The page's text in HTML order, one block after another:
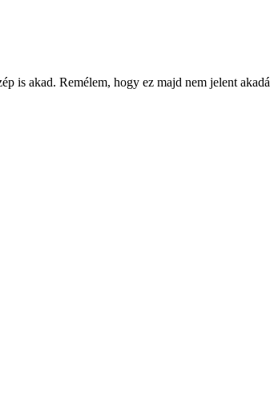
is akad. Remélem, hogy ez majd nem jelent